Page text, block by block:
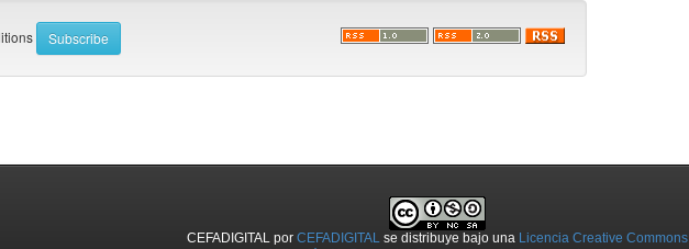
CEFADIGITAL porCEFADIGITAL se distribuye bajo una Licencia Creative Commons